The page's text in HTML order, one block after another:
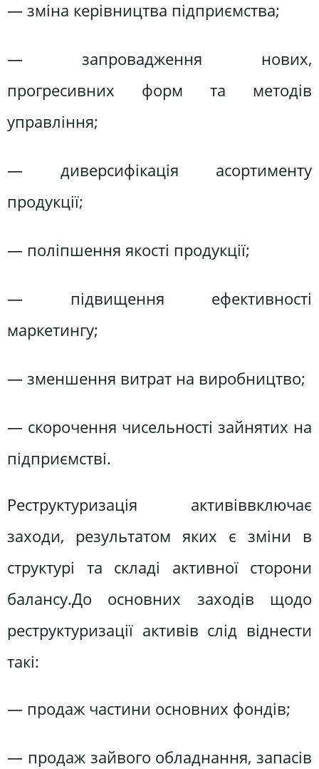
— зміна керівництва підприємства;
— запровадження нових,
прогресивних форм та методів
управління;
— диверсифікація асортименту
продукції;
— поліпшення якості продукції;
— підвищення ефективності
маркетингу;
— зменшення витрат на виробництво;
— скорочення чисельності зайнятих на
підприємстві.
Реструктуризація активіввключає
заходи, результатом яких є зміни в
структурі та складі активної сторони
балансу.До основних заходів щодо
реструктуризації активів слід віднести
такі:
— продаж частини основних фондів;
— продаж зайвого обладнання, запасів